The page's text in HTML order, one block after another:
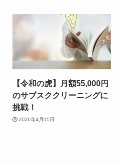
【令和の虎】月額55,000円
のサブスククリーニングに
挑戦！
2026年4月15日